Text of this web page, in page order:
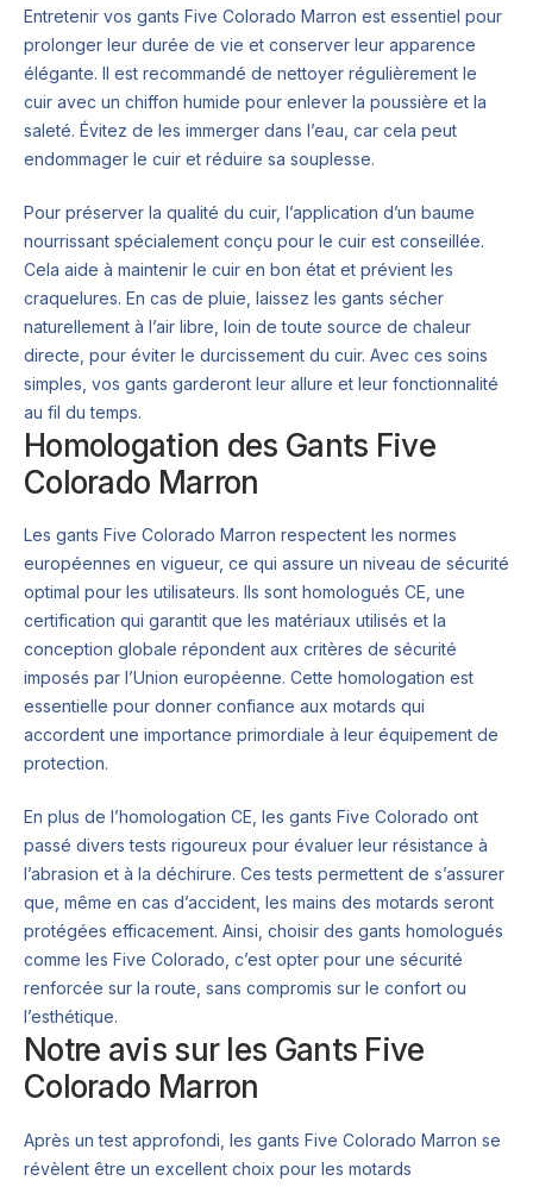
Entretenir vos gants Five Colorado Marron est essentiel pour
prolonger leur durée de vie et conserver leur apparence
élégante. Il est recommandé de nettoyer régulièrement le
cuir avec un chiffon humide pour enlever la poussière et la
saleté. Évitez de les immerger dans l’eau, car cela peut
endommager le cuir et réduire sa souplesse.
Pour préserver la qualité du cuir, l’application d’un baume
nourrissant spécialement conçu pour le cuir est conseillée.
Cela aide à maintenir le cuir en bon état et prévient les
craquelures. En cas de pluie, laissez les gants sécher
naturellement à l’air libre, loin de toute source de chaleur
directe, pour éviter le durcissement du cuir. Avec ces soins
simples, vos gants garderont leur allure et leur fonctionnalité
au fil du temps.
Homologation des Gants Five
Colorado Marron
Les gants Five Colorado Marron respectent les normes
européennes en vigueur, ce qui assure un niveau de sécurité
optimal pour les utilisateurs. Ils sont homologués CE, une
certification qui garantit que les matériaux utilisés et la
conception globale répondent aux critères de sécurité
imposés par l’Union européenne. Cette homologation est
essentielle pour donner confiance aux motards qui
accordent une importance primordiale à leur équipement de
protection.
En plus de l’homologation CE, les gants Five Colorado ont
passé divers tests rigoureux pour évaluer leur résistance à
l’abrasion et à la déchirure. Ces tests permettent de s’assurer
que, même en cas d’accident, les mains des motards seront
protégées efficacement. Ainsi, choisir des gants homologués
comme les Five Colorado, c’est opter pour une sécurité
renforcée sur la route, sans compromis sur le confort ou
l’esthétique.
Notre avis sur les Gants Five
Colorado Marron
Après un test approfondi, les gants Five Colorado Marron se
révèlent être un excellent choix pour les motards